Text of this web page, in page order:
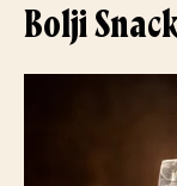
Bolji